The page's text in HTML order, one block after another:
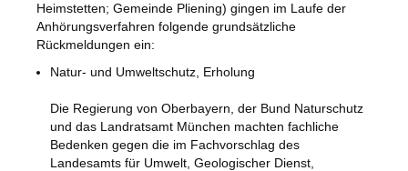
Heimstetten; Gemeinde Pliening) gingen im Laufe der
Anhörungsverfahren folgende grundsätzliche
Rückmeldungen ein:
Natur- und Umweltschutz, Erholung
Die Regierung von Oberbayern, der Bund Naturschutz
und das Landratsamt München machten fachliche
Bedenken gegen die im Fachvorschlag des
Landesamts für Umwelt, Geologischer Dienst,